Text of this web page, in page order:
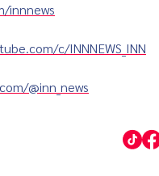
innnews
c/INNNEWS_INN
@inn_news